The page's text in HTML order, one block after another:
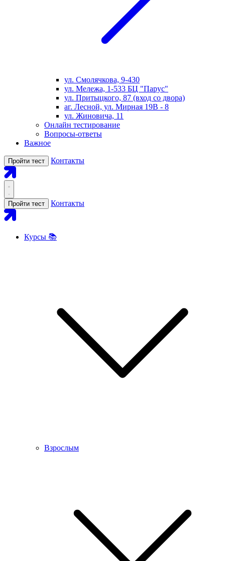
ул. Смолячкова, 9-430
ул. Мележа, 1-533 БЦ "Парус"
ул. Притыцкого, 87 (вход со двора)
аг. Лесной, ул. Мирная 19В - 8
ул. Жиновича, 11
Онлайн тестирование
Вопросы-ответы
Важное
Пройти тест Контакты
Пройти тест Контакты
Курсы 📚
Взрослым